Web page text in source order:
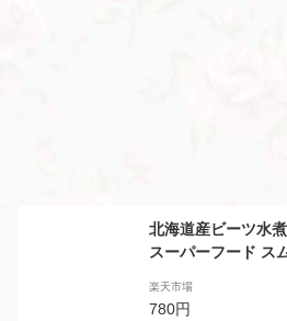
北海道産ビーツ水
スーパーフード ス
楽天市場
780円